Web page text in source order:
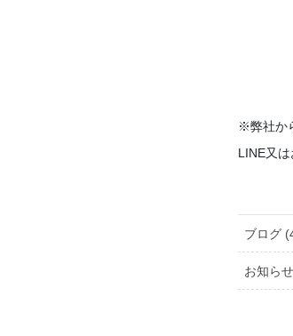
※弊社か
LINE又は
ブログ
お知ら